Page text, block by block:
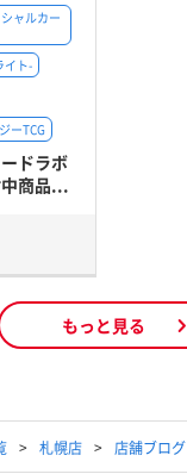
ャルカー
イト-
ーTCG
ドラボ
商品...
もっと見る
札幌店 店舗ブログ